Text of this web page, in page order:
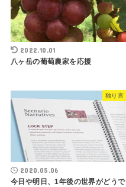
2022.10.01
八ヶ岳の葡萄農家を応援
独り言
2020.05.06
今日や明日、1年後の世界がどうで